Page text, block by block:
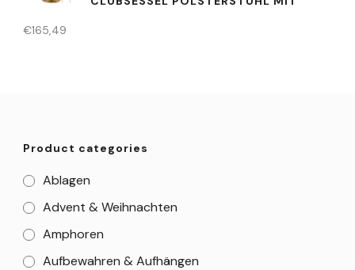
€165,49
Product categories
Ablagen
Advent & Weihnachten
Amphoren
Aufbewahren & Aufhängen